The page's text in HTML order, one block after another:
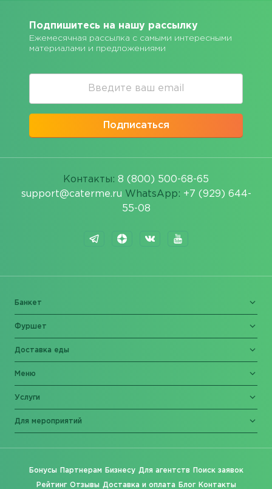
Подпишитесь на нашу рассылку
Ежемесячная рассылка с самыми интересными
материалами и предложениями
Подписаться
Контакты: 8 (800) 500-68-65
support@caterme.ru WhatsApp: +7 (929) 644-
55-08
Банкет
Фуршет
Доставка еды
Меню
Услуги
Для мероприятий
Бонусы Партнерам Бизнесу Для агентств Поиск заявок
Рейтинг Отзывы Доставка и оплата Блог Контакты